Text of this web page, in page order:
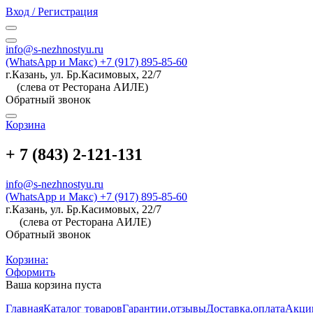
Вход / Регистрация
info@s-nezhnostyu.ru
(WhatsApp и Макс) +7 (917) 895-85-60
г.Казань, ул. Бр.Касимовых, 22/7
(слева от Ресторана АИЛЕ)
Обратный звонок
Корзина
+ 7 (843) 2-121-131
info@s-nezhnostyu.ru
(WhatsApp и Макс) +7 (917) 895-85-60
г.Казань, ул. Бр.Касимовых, 22/7
(слева от Ресторана АИЛЕ)
Обратный звонок
Корзина:
Оформить
Ваша корзина пуста
ГлавнаяКаталог товаровГарантии,отзывыДоставка,оплата